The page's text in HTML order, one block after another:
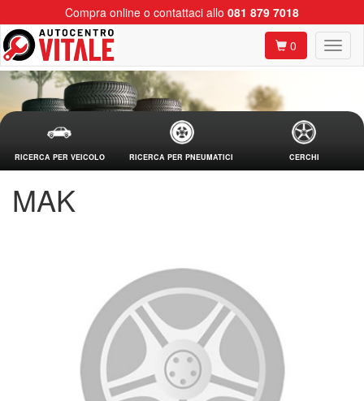
Compra online o contattaci allo 081 879 7018
0
RICERCA PER VEICOLO RICERCA PER PNEUMATICI CERCHI
MAK